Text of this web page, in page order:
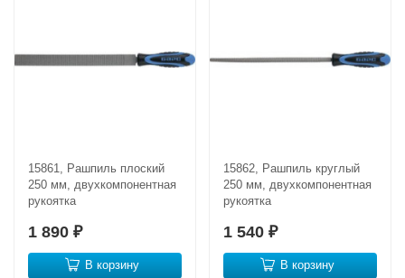
15861, Рашпиль плоский
250 мм, двухкомпонентная
рукоятка
1 890 ₽
В корзину
15862, Рашпиль круглый
250 мм, двухкомпонентная
рукоятка
1 540 ₽
В корзину